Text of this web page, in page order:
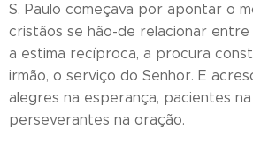
S. Paulo começava por apontar o
cristãos se hão-de relacionar
a estima recíproca, a procura
irmão, o serviço do Senhor. E
alegres na esperança, pacientes
perseverantes na oração.